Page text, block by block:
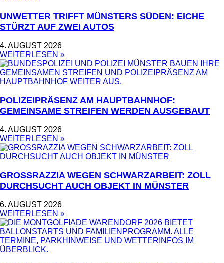
UNWETTER TRIFFT MÜNSTERS SÜDEN: EICHE
STÜRZT AUF ZWEI AUTOS
4. AUGUST 2026
WEITERLESEN »
POLIZEIPRÄSENZ AM HAUPTBAHNHOF:
GEMEINSAME STREIFEN WERDEN AUSGEBAUT
4. AUGUST 2026
WEITERLESEN »
GROSSRAZZIA WEGEN SCHWARZARBEIT: ZOLL D
URCHSUCHT AUCH OBJEKT IN MÜNSTER
6. AUGUST 2026
WEITERLESEN »